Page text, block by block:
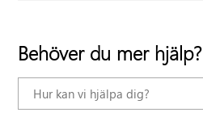
Behöver du mer hjälp?